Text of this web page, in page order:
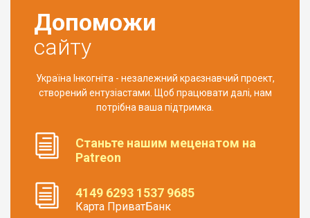
Допоможи
сайту
Україна Інкогніта - незалежний краєзнавчий проект,
створений ентузіастами. Щоб працювати далі, нам
потрібна ваша підтримка.
Станьте нашим меценатом на
Patreon
4149 6293 1537 9685
Карта ПриватБанк